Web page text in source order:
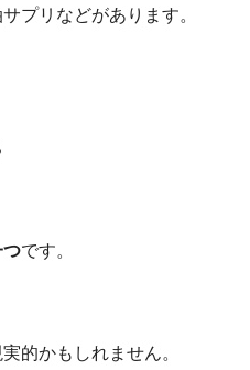
プリなどがあります。
つです。
的かもしれません。